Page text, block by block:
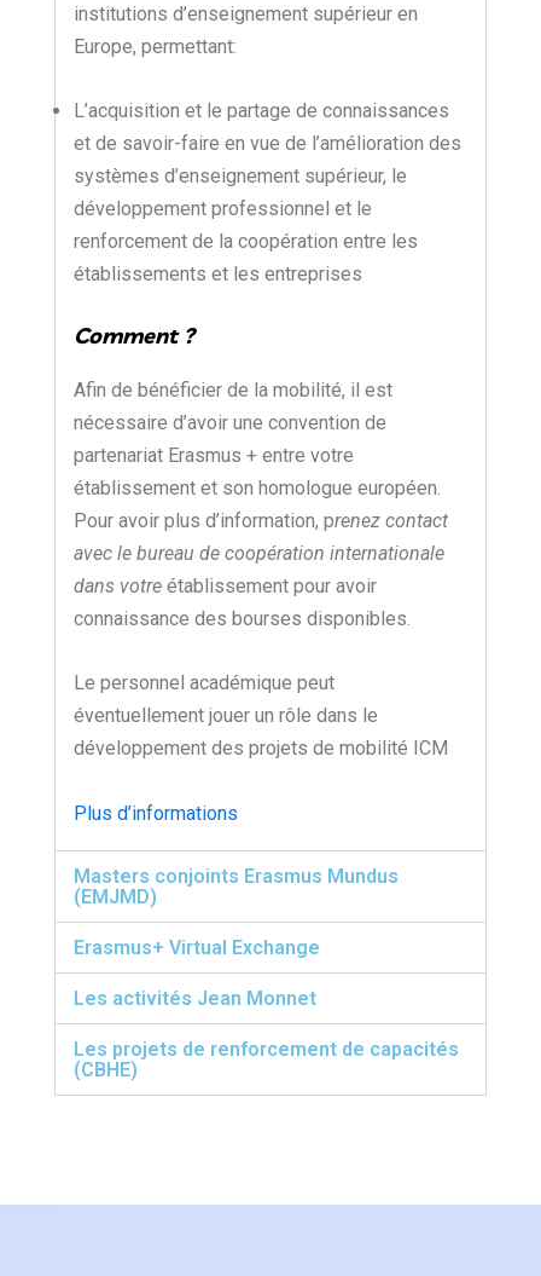
institutions d’enseignement supérieur en
Europe, permettant:
L’acquisition et le partage de connaissances
et de savoir-faire en vue de l’amélioration des
systèmes d’enseignement supérieur, le
développement professionnel et le
renforcement de la coopération entre les
établissements et les entreprises
Comment ?
Afin de bénéficier de la mobilité, il est
nécessaire d’avoir une convention de
partenariat Erasmus + entre votre
établissement et son homologue européen.
Pour avoir plus d’information, prenez contact
avec le bureau de coopération internationale
dans votre établissement pour avoir
connaissance des bourses disponibles.
Le personnel académique peut
éventuellement jouer un rôle dans le
développement des projets de mobilité ICM
Plus d’informations
Masters conjoints Erasmus Mundus
(EMJMD)
Erasmus+ Virtual Exchange
Les activités Jean Monnet
Les projets de renforcement de capacités
(CBHE)